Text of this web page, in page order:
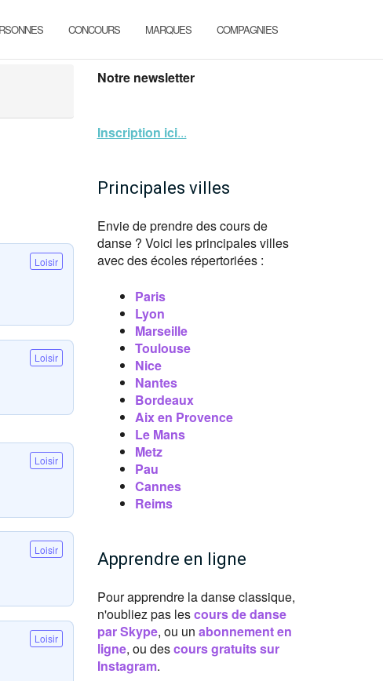
CONCOURS MARQUES COMPAGNIES
Loisir
Loisir
Loisir
Loisir
Loisir
Notre newsletter
Inscription ici...
Principales villes
Envie de prendre des cours de
danse ? Voici les principales villes
avec des écoles répertoriées :
Paris
Lyon
Marseille
Toulouse
Nice
Nantes
Bordeaux
Aix en Provence
Le Mans
Metz
Pau
Cannes
Reims
Apprendre en ligne
Pour apprendre la danse classique,
n'oubliez pas lescours de danse
par Skype, ou un abonnement en
ligne, ou descours gratuits sur
Instagram.